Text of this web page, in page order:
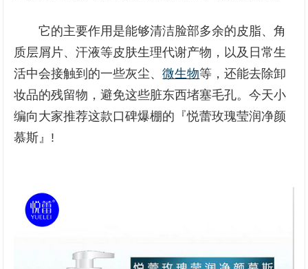
它的主要作用是能够清洁脸部多余的皮脂、角
质层屑片、汗液等皮肤生理代谢产物，以及日常生
活中会接触到的一些灰尘、微生物等，还能去除卸
妆品的残留物，避免这些脏东西堵塞毛孔。今天小
编向大家推荐这款口碑爆棚的『悦蕾玫瑰莹润净颜
慕斯』!